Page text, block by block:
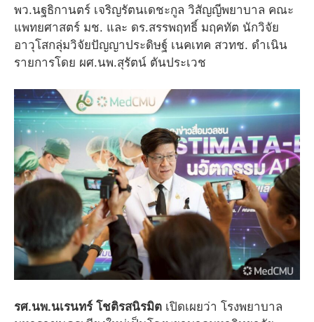
พว.นฐธิกานตร์ เจริญรัตนเดชะกูล วิสัญญีพยาบาล คณะ
แพทยศาสตร์ มช. และ ดร.สรรพฤทธิ์ มฤคทัต นักวิจัย
อาวุโสกลุ่มวิจัยปัญญาประดิษฐ์ เนคเทค สวทช. ดำเนิน
รายการโดย ผศ.นพ.สุรัตน์ ตันประเวช
รศ.นพ.นเรนทร์ โชติรสนิรมิต เปิดเผยว่า โรงพยาบาล